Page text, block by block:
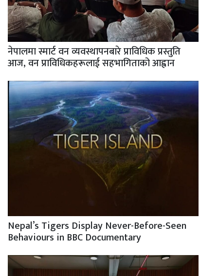
नेपालमा स्मार्ट वन व्यवस्थापनबारे प्राविधिक प्रस्तुति
आज, वन प्राविधिकहरूलाई सहभागिताको आह्वान
Nepal’s Tigers Display Never-Before-Seen
Behaviours in BBC Documentary